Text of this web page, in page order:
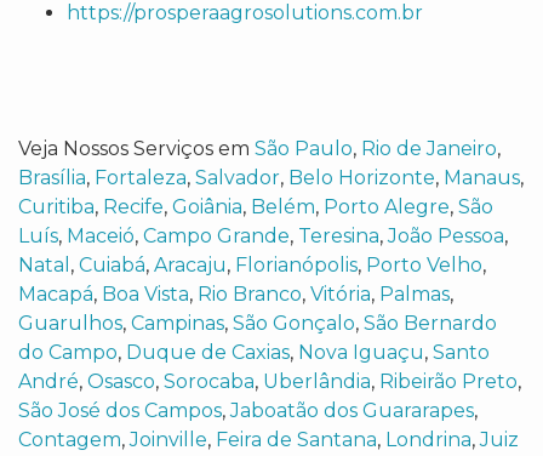
https://prosperaagrosolutions.com.br
Veja Nossos Serviços em São Paulo, Rio de Janeiro,
Brasília, Fortaleza, Salvador, Belo Horizonte, Manaus,
Curitiba, Recife, Goiânia, Belém, Porto Alegre, São
Luís, Maceió, Campo Grande, Teresina,João Pessoa,
Natal , Cuiabá, Aracaju, Florianópolis, Porto Velho,
Macapá, Boa Vista, Rio Branco, Vitória, Palmas,
Guarulhos, Campinas, São Gonçalo, São Bernardo
do Campo, Duque de Caxias, Nova Iguaçu, Santo
André, Osasco, Sorocaba, Uberlândia, Ribeirão Preto,
São José dos Campos,Jaboatão dos Guararapes,
Contagem,Joinville, Feira de Santana, Londrina,Juiz